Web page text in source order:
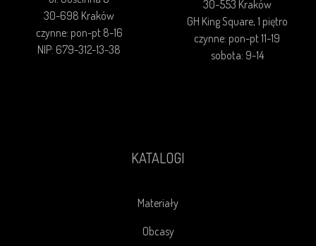
30-698 Kraków
czynne: pon-pt 8-16
NIP: 679-312-13-38
30-553 Kraków
GH King Square, 1 piętro
czynne: pon-pt 11-19
sobota: 9-14
KATALOGI
Materiały
Obcasy